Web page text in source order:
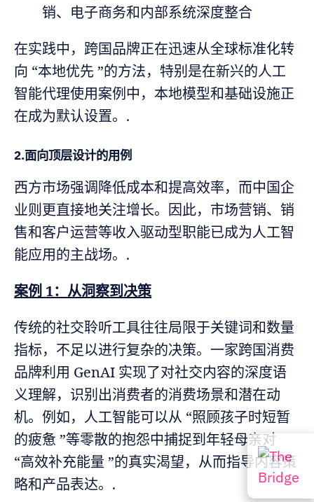
销、电子商务和内部系统深度整合
在实践中，跨国品牌正在迅速从全球标准化转
向 “本地优先 ”的方法，特别是在新兴的人工
智能代理使用案例中，本地模型和基础设施正
在成为默认设置。.
2.面向顶层设计的用例
西方市场强调降低成本和提高效率，而中国企
业则更直接地关注增长。因此，市场营销、销
售和客户运营等收入驱动型职能已成为人工智
能应用的主战场。.
案例 1：从洞察到决策
传统的社交聆听工具往往局限于关键词和数量
指标，不足以进行复杂的决策。一家跨国消费
品牌利用 GenAI 实现了对社交内容的深度语
义理解，识别出消费者的消费场景和潜在动
机。例如，人工智能可以从 “照顾孩子时短暂
的疲惫 ”等零散的抱怨中捕捉到年轻母亲对
“高效补充能量 ”的真实渴望，从而指导内容策
略和产品表达。.